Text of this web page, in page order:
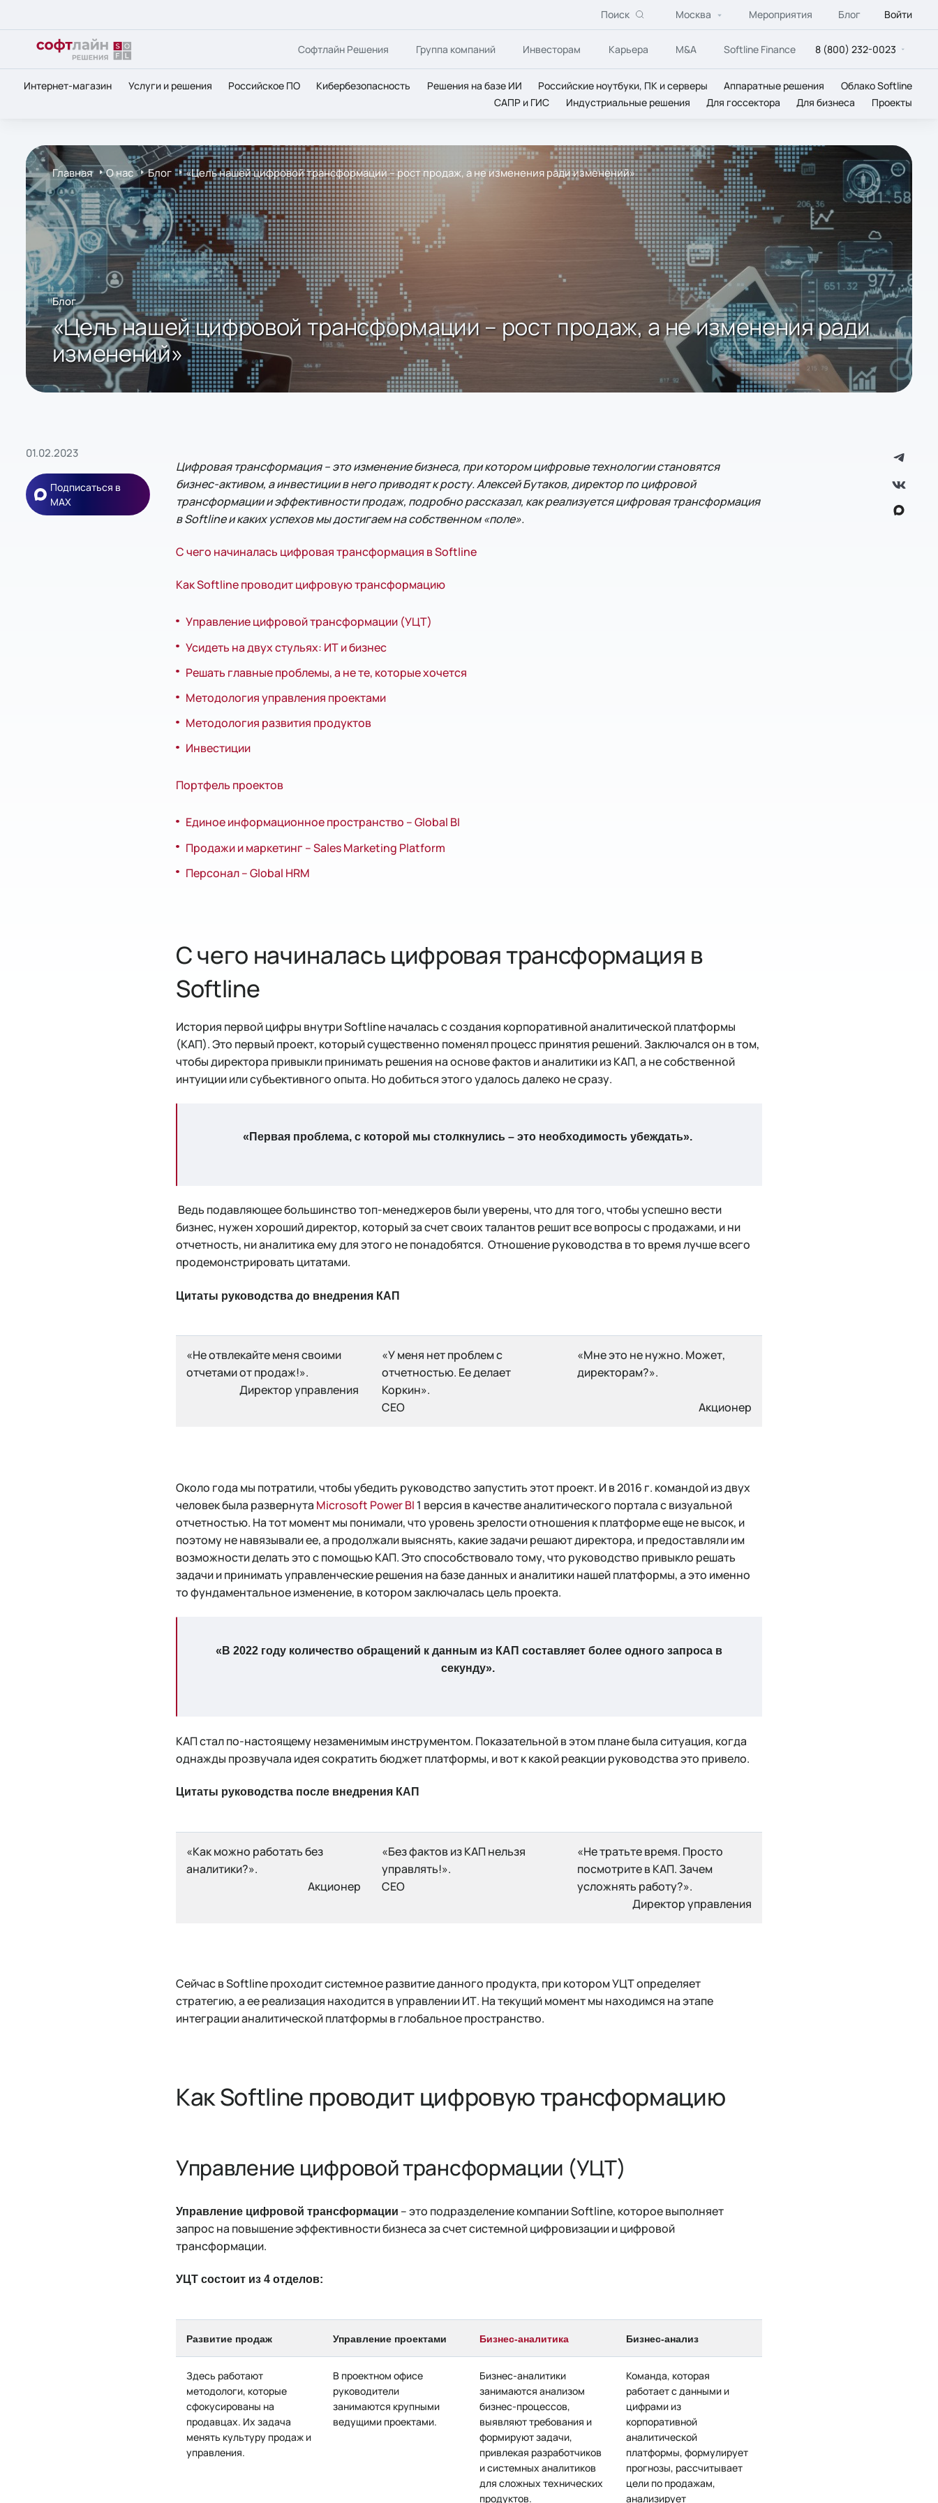
Поиск Москва Мероприятия Блог Войти
Софтлайн Решения Группа компаний Инвесторам Карьера M&A Softline Finance 8 (800) 232-0023
Интернет-магазин Услуги и решения Российское ПО Кибербезопасность Решения на базе ИИ Российские ноутбуки, ПК и серверы Аппаратные решения
Облако Softline
САПР и ГИС
Индустриальные решения Для госсектора Для бизнеса Проекты
Главная О нас Блог «Цель нашей цифровой трансформации – рост продаж, а не изменения ради изменений»
Блог
«Цель нашей цифровой трансформации – рост продаж, а не изменения ради
изменений»
01.02.2023
Подписаться в
MAX
Цифровая трансформация – это изменение бизнеса, при котором цифровые технологии становятся
бизнес-активом, а инвестиции в него приводят к росту. Алексей Бутаков, директор по цифровой
трансформации и эффективности продаж, подробно рассказал, как реализуется цифровая трансформация
в Softline и каких успехов мы достигаем на собственном «поле».
С чего начиналась цифровая трансформация в Softline
Как Softline проводит цифровую трансформацию
Управление цифровой трансформации (УЦТ)
Усидеть на двух стульях: ИТ и бизнес
Решать главные проблемы, а не те, которые хочется
Методология управления проектами
Методология развития продуктов
Инвестиции
Портфель проектов
Единое информационное пространство – Global BI
Продажи и маркетинг – Sales Marketing Platform
Персонал – Global HRM
С чего начиналась цифровая трансформация в
Softline
История первой цифры внутри Softline началась с создания корпоративной аналитической платформы
(КАП). Это первый проект, который существенно поменял процесс принятия решений. Заключался он в том,
чтобы директора привыкли принимать решения на основе фактов и аналитики из КАП, а не собственной
интуиции или субъективного опыта. Но добиться этого удалось далеко не сразу.
«Первая проблема, с которой мы столкнулись – это необходимость убеждать».
Ведь подавляющее большинство топ-менеджеров были уверены, что для того, чтобы успешно вести
бизнес, нужен хороший директор, который за счет своих талантов решит все вопросы с продажами, и ни
отчетность, ни аналитика ему для этого не понадобятся. Отношение руководства в то время лучше всего
продемонстрировать цитатами.
Цитаты руководства до внедрения КАП
«Не отвлекайте меня своими
отчетами от продаж!».
Директор управления
«У меня нет проблем с
отчетностью. Ее делает
Коркин».
CEO
«Мне это не нужно. Может,
директорам?».
Акционер
Около года мы потратили, чтобы убедить руководство запустить этот проект. И в 2016 г. командой из двух
человек была развернута Microsoft Power BI 1 версия в качестве аналитического портала с визуальной
отчетностью. На тот момент мы понимали, что уровень зрелости отношения к платформе еще не высок, и
поэтому не навязывали ее, а продолжали выяснять, какие задачи решают директора, и предоставляли им
возможности делать это с помощью КАП. Это способствовало тому, что руководство привыкло решать
задачи и принимать управленческие решения на базе данных и аналитики нашей платформы, а это именно
то фундаментальное изменение, в котором заключалась цель проекта.
«В 2022 году количество обращений к данным из КАП составляет более одного запроса в
секунду».
КАП стал по-настоящему незаменимым инструментом. Показательной в этом плане была ситуация, когда
однажды прозвучала идея сократить бюджет платформы, и вот к какой реакции руководства это привело.​
Цитаты руководства после внедрения КАП
«Как можно работать без
аналитики?».
Акционер
«Без фактов из КАП нельзя
управлять!».
CEO
«Не тратьте время. Просто
посмотрите в КАП. Зачем
усложнять работу?».
Директор управления
Сейчас в Softline проходит системное развитие данного продукта, при котором УЦТ определяет
стратегию, а ее реализация находится в управлении ИТ. На текущий момент мы находимся на этапе
интеграции аналитической платформы в глобальное пространство.
Как Softline проводит цифровую трансформацию
Управление цифровой трансформации (УЦТ)
Управление цифровой трансформации – это подразделение компании Softline, которое выполняет
запрос на повышение эффективности бизнеса за счет системной цифровизации и цифровой
трансформации.
УЦТ состоит из 4 отделов:
Развитие продаж Управление проектами Бизнес-аналитика Бизнес-анализ
Здесь работают
методологи, которые
сфокусированы на
продавцах. Их задача
менять культуру продаж и
управления.
В проектном офисе
руководители
занимаются крупными
ведущими проектами.
Бизнес-аналитики
занимаются анализом
бизнес-процессов,
выявляют требования и
формируют задачи,
привлекая разработчиков
и системных аналитиков
для сложных технических
продуктов.
Команда, которая
работает с данными и
цифрами из
корпоративной
аналитической
платформы, формулирует
прогнозы, рассчитывает
цели по продажам,
анализирует